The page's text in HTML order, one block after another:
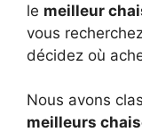
le meilleur
vous
décidez où
Nous avons
meilleurs